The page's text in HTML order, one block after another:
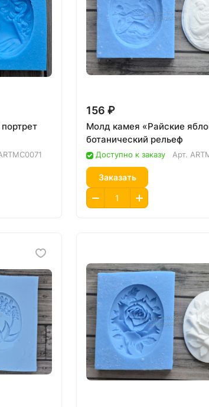
156 ₽
Молд камея «Райские
ботанический рельеф
Доступно к заказу Арт.
Заказать